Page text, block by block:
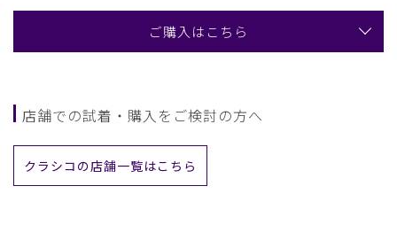
ご購入はこちら
店舗での試着・購入をご検討の方へ
クラシコの店舗一覧はこちら